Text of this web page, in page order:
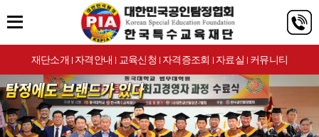
재단소개 | 자격안내 | 교육신청 | 자격증조회 | 자료실 | 커뮤니티